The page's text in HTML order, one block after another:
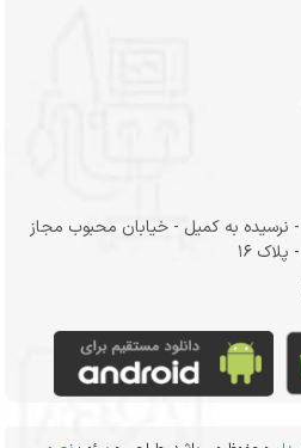
- نرسیده به کمیل - خیابان محبوب مجاز
16